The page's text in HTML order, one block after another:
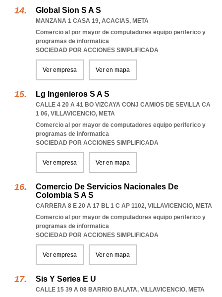
Global Sion S A S
MANZANA 1 CASA 19, ACACIAS, META
Comercio al por mayor de computadores equipo periferico y
programas de informatica
SOCIEDAD POR ACCIONES SIMPLIFICADA
Ver empresa Ver en mapa
Lg Ingenieros S A S
CALLE 4 20 A 41 BO VIZCAYA CONJ CAMIOS DE SEVILLA CA
1 06, VILLAVICENCIO, META
Comercio al por mayor de computadores equipo periferico y
programas de informatica
SOCIEDAD POR ACCIONES SIMPLIFICADA
Ver empresa Ver en mapa
Comercio De Servicios Nacionales De
Colombia S A S
CARRERA 8 E 20 A 17 BL 1 C AP 1102, VILLAVICENCIO, META
Comercio al por mayor de computadores equipo periferico y
programas de informatica
SOCIEDAD POR ACCIONES SIMPLIFICADA
Ver empresa Ver en mapa
Sis Y Series E U
CALLE 15 39 A 08 BARRIO BALATA, VILLAVICENCIO, META